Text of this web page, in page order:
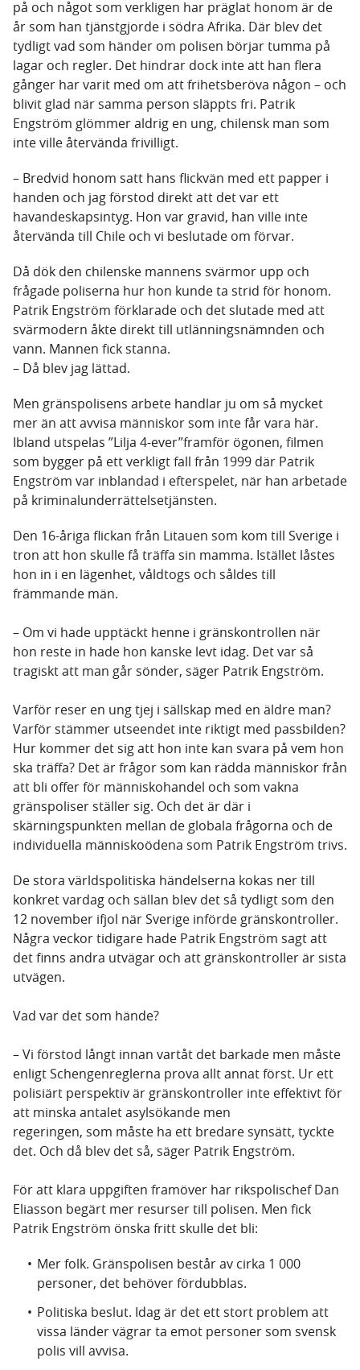
på och något som verkligen har präglat honom är de
år som han tjänstgjorde i södra Afrika. Där blev det
tydligt vad som händer om polisen börjar tumma på
lagar och regler. Det hindrar dock inte att han flera
gånger har varit med om att frihetsberöva någon – och
blivit glad när samma person släppts fri. Patrik
Engström glömmer aldrig en ung, chilensk man som
inte ville återvända frivilligt.
– Bredvid honom satt hans flickvän med ett papper i
handen och jag förstod direkt att det var ett
havandeskapsintyg. Hon var gravid, han ville inte
återvända till Chile och vi beslutade om förvar.
Då dök den chilenske mannens svärmor upp och
frågade poliserna hur hon kunde ta strid för honom.
Patrik Engström förklarade och det slutade med att
svärmodern åkte direkt till utlänningsnämnden och
vann. Mannen fick stanna.
– Då blev jag lättad.
Men gränspolisens arbete handlar ju om så mycket
mer än att avvisa människor som inte får vara här.
Ibland utspelas ”Lilja 4-ever”framför ögonen, filmen
som bygger på ett verkligt fall från 1999 där Patrik
Engström var inblandad i efterspelet, när han arbetade
på kriminalunderrättelsetjänsten.
Den 16-åriga flickan från Litauen som kom till Sverige i
tron att hon skulle få träffa sin mamma. Istället låstes
hon in i en lägenhet, våldtogs och såldes till
främmande män.
– Om vi hade upptäckt henne i gränskontrollen när
hon reste in hade hon kanske levt idag. Det var så
tragiskt att man går sönder, säger Patrik Engström.
Varför reser en ung tjej i sällskap med en äldre man?
Varför stämmer utseendet inte riktigt med passbilden?
Hur kommer det sig att hon inte kan svara på vem hon
ska träffa? Det är frågor som kan rädda människor från
att bli offer för människohandel och som vakna
gränspoliser ställer sig. Och det är där i
skärningspunkten mellan de globala frågorna och de
individuella människoödena som Patrik Engström trivs.
De stora världspolitiska händelserna kokas ner till
konkret vardag och sällan blev det så tydligt som den
12 november ifjol när Sverige införde gränskontroller.
Några veckor tidigare hade Patrik Engström sagt att
det finns andra utvägar och att gränskontroller är sista
utvägen.
Vad var det som hände?
– Vi förstod långt innan vartåt det barkade men måste
enligt Schengenreglerna prova allt annat först. Ur ett
polisiärt perspektiv är gränskontroller inte effektivt för
att minska antalet asylsökande men
regeringen, som måste ha ett bredare synsätt, tyckte
det. Och då blev det så, säger Patrik Engström.
För att klara uppgiften framöver har rikspolischef Dan
Eliasson begärt mer resurser till polisen. Men fick
Patrik Engström önska fritt skulle det bli:
Mer folk. Gränspolisen består av cirka 1 000
personer, det behöver fördubblas.
Politiska beslut. Idag är det ett stort problem att
vissa länder vägrar ta emot personer som svensk
polis vill avvisa.